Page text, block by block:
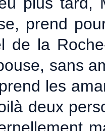
prend
de la
sans
les
deux